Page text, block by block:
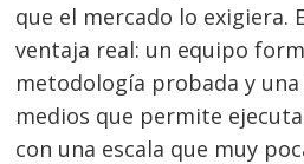
que el mercado lo exigiera.
ventaja real: un equipo
metodología probada y
medios que permite
con una escala que muy